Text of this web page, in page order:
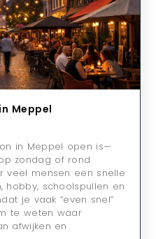
Meppel
in Meppel open is—
zondag of rond
veel mensen een snelle
hobby, schoolspullen en
je vaak “even snel”
te weten waar
afwijken en